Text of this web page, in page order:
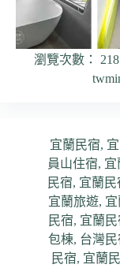
瀏覽次數：
宜蘭民宿,
員山住宿, 宜
民宿, 宜蘭
宜蘭旅遊,
民宿, 宜蘭
包棟, 台灣
民宿, 宜蘭